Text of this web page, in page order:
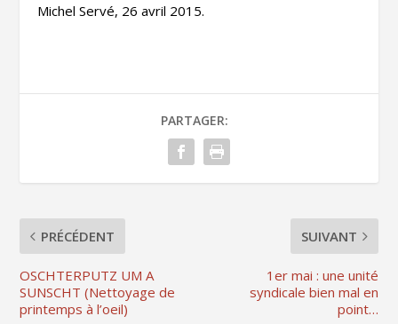
Michel Servé, 26 avril 2015.
PARTAGER:
PRÉCÉDENT
OSCHTERPUTZ UM A
SUNSCHT (Nettoyage de
printemps à l’oeil)
SUIVANT
1er mai : une unité
syndicale bien mal en
point…